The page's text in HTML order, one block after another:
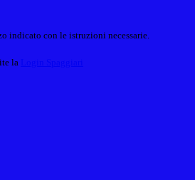
indicato con le istruzioni necessarie.
la